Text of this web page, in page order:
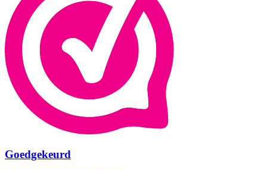
Goedgekeurd